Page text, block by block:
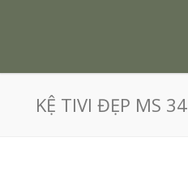
KỆ TIVI ĐẸP MS 34